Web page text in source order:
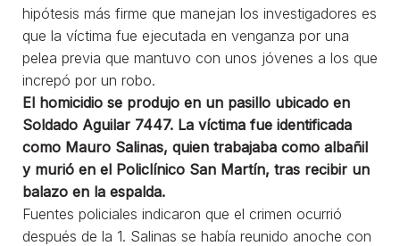
hipótesis más firme que manejan los investigadores es
que la víctima fue ejecutada en venganza por una
pelea previa que mantuvo con unos jóvenes a los que
increpó por un robo.
El homicidio se produjo en un pasillo ubicado en
Soldado Aguilar 7447. La víctima fue identificada
como Mauro Salinas, quien trabajaba como albañil
y murió en el Policlínico San Martín, tras recibir un
balazo en la espalda.
Fuentes policiales indicaron que el crimen ocurrió
después de la 1. Salinas se había reunido anoche con